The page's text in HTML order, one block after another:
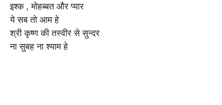
इश्क , मोहब्बत और प्यार
ये सब तो आम हे
श्री कृष्ण की तस्वीर से सुन्दर
ना सुबह ना श्याम हे